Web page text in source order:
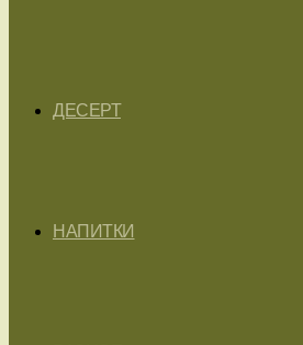
ДЕСЕРТ
НАПИТКИ